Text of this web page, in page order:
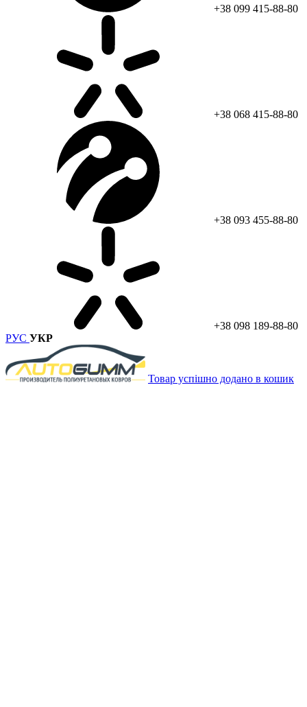
+38 099 415-88-80
+38 068 415-88-80
+38 093 455-88-80
+38 098 189-88-80
РУС УКР
Товар успішно додано в кошик